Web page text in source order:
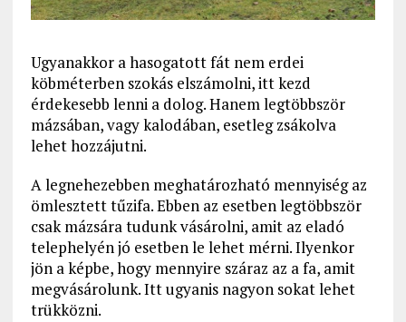
Ugyanakkor a hasogatott fát nem erdei
köbméterben szokás elszámolni, itt kezd
érdekesebb lenni a dolog. Hanem legtöbbször
mázsában, vagy kalodában, esetleg zsákolva
lehet hozzájutni.
A legnehezebben meghatározható mennyiség az
ömlesztett tűzifa. Ebben az esetben legtöbbször
csak mázsára tudunk vásárolni, amit az eladó
telephelyén jó esetben le lehet mérni. Ilyenkor
jön a képbe, hogy mennyire száraz az a fa, amit
megvásárolunk. Itt ugyanis nagyon sokat lehet
trükközni.